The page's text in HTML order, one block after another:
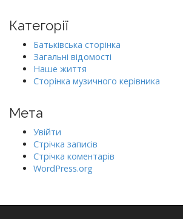
Категорії
Батьківська сторінка
Загальні відомості
Наше життя
Сторінка музичного керівника
Мета
Увійти
Стрічка записів
Стрічка коментарів
WordPress.org